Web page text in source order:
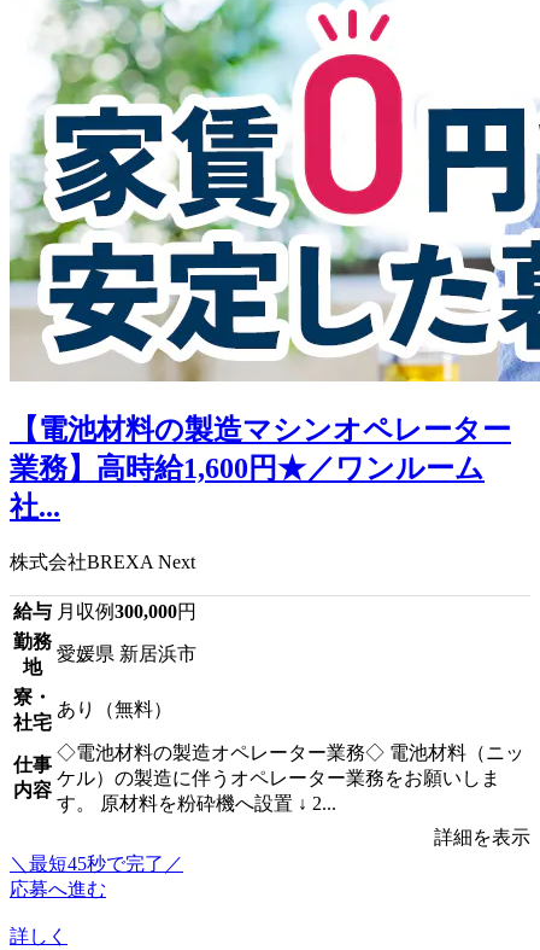
【電池材料の製造マシンオペレーター
業務】高時給1,600円★／ワンルーム
社...
株式会社BREXA Next
給与 月収例300,000円
勤務
地
愛媛県 新居浜市
寮・
社宅
あり（無料）
仕事
内容
◇電池材料の製造オペレーター業務◇ 電池材料（ニッ
ケル）の製造に伴うオペレーター業務をお願いしま
す。 原材料を粉砕機へ設置 ↓ 2...
詳細を表示
＼最短45秒で完了／
応募へ進む
詳しく